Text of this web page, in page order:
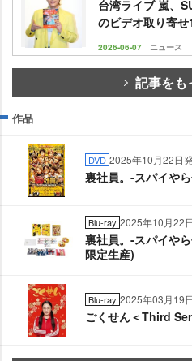
台湾ライブ 嵐、
のビデオ取り寄
2026-06-07 ニュース
記事をも
作品
DVD 2025年10月22日
裏社員。-スパイや
Blu-ray 2025年10月22
裏社員。-スパイや
限定生産)
Blu-ray 2025年03月19
ごくせん＜Third